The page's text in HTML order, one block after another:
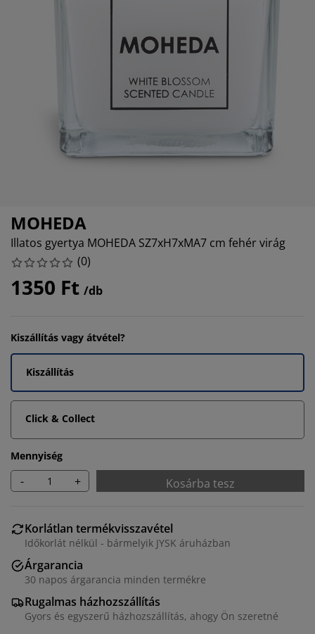
MOHEDA
Illatos gyertya MOHEDA SZ7xH7xMA7 cm fehér virág
(0)
1350 Ft /db
Kiszállítás vagy átvétel?
Kiszállítás
Click & Collect
Mennyiség
- + Kosárba tesz
Korlátlan termékvisszavétel
Időkorlát nélkül - bármelyik JYSK áruházban
Árgarancia
30 napos árgarancia minden termékre
Rugalmas házhozszállítás
Gyors és egyszerű házhozszállítás, ahogy Ön szeretné